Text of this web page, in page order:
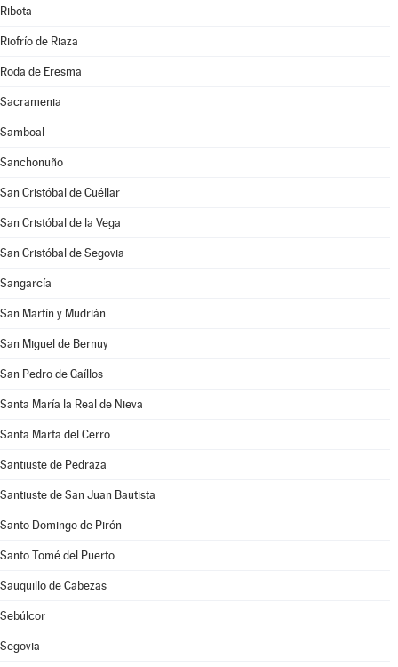
Ribota
Riofrío de Riaza
Roda de Eresma
Sacramenia
Samboal
Sanchonuño
San Cristóbal de Cuéllar
San Cristóbal de la Vega
San Cristóbal de Segovia
Sangarcía
San Martín y Mudrián
San Miguel de Bernuy
San Pedro de Gaíllos
Santa María la Real de Nieva
Santa Marta del Cerro
Santiuste de Pedraza
Santiuste de San Juan Bautista
Santo Domingo de Pirón
Santo Tomé del Puerto
Sauquillo de Cabezas
Sebúlcor
Segovia